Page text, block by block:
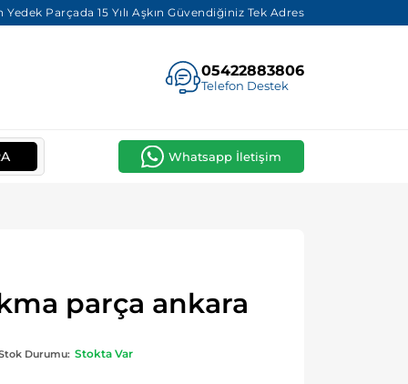
Yedek Parçada 15 Yılı Aşkın Güvendiğiniz Tek Adres
05422883806
Telefon Destek
Whatsapp İletişim
parça ankara
Durumu: Stokta Var